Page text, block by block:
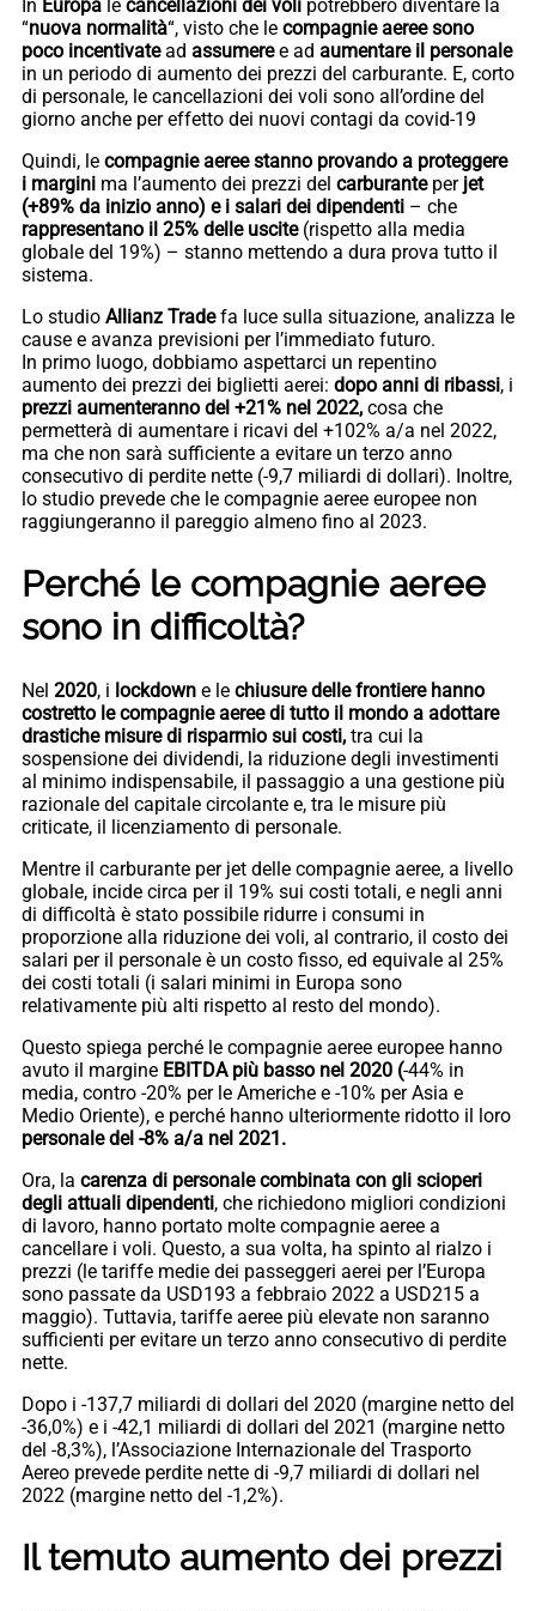
In Europa le cancellazioni dei voli potrebbero diventare la
“nuova normalità“, visto che le compagnie aeree sono
poco incentivatead assumeree ad aumentare il personale
in un periodo di aumento dei prezzi del carburante. E, corto
di personale, le cancellazioni dei voli sono all’ordine del
giorno anche per effetto dei nuovi contagi da covid-19
Quindi, le compagnie aeree stanno provando a proteggere
i margini ma l’aumento dei prezzi del carburanteperjet
(+89% da inizio anno) e i salari dei dipendenti – che
rappresentano il 25% delle uscite(rispetto alla media
globale del 19%) – stanno mettendo a dura prova tutto il
sistema.
Lo studio Allianz Tradefa luce sulla situazione, analizza le
cause e avanza previsioni per l’immediato futuro.
In primo luogo, dobbiamo aspettarci un repentino
aumento dei prezzi dei biglietti aerei: dopo anni di ribassi, i
prezzi aumenteranno del +21% nel 2022, cosa che
permetterà di aumentare i ricavi del +102% a/a nel 2022,
ma che non sarà sufficiente a evitare un terzo anno
consecutivo di perdite nette (-9,7 miliardi di dollari). Inoltre,
lo studio prevede che le compagnie aeree europee non
raggiungeranno il pareggio almeno fino al 2023.
Perché le compagnie aeree
sono in difficoltà?
Nel 2020, i lockdown e le chiusure delle frontiere hanno
costretto le compagnie aeree di tutto il mondo a adottare
drastiche misure di risparmio sui costi, tra cui la
sospensione dei dividendi, la riduzione degli investimenti
al minimo indispensabile, il passaggio a una gestione più
razionale del capitale circolante e, tra le misure più
criticate, il licenziamento di personale.
Mentre il carburante per jet delle compagnie aeree, a livello
globale, incide circa per il 19% sui costi totali, e negli anni
di difficoltà è stato possibile ridurre i consumi in
proporzione alla riduzione dei voli, al contrario, il costo dei
salari per il personale è un costo fisso, ed equivale al 25%
dei costi totali (i salari minimi in Europa sono
relativamente più alti rispetto al resto del mondo).
Questo spiega perché le compagnie aeree europee hanno
avuto il margine EBITDA più basso nel 2020 (-44% in
media, contro -20% per le Americhe e -10% per Asia e
Medio Oriente), e perché hanno ulteriormente ridotto il loro
personale del -8% a/a nel 2021.
Ora, la carenza di personale combinata con gli scioperi
degli attuali dipendenti, che richiedono migliori condizioni
di lavoro, hanno portato molte compagnie aeree a
cancellare i voli. Questo, a sua volta, ha spinto al rialzo i
prezzi (le tariffe medie dei passeggeri aerei per l’Europa
sono passate da USD193 a febbraio 2022 a USD215 a
maggio). Tuttavia, tariffe aeree più elevate non saranno
sufficienti per evitare un terzo anno consecutivo di perdite
nette.
Dopo i -137,7 miliardi di dollari del 2020 (margine netto del
-36,0%) e i -42,1 miliardi di dollari del 2021 (margine netto
del -8,3%), l’Associazione Internazionale del Trasporto
Aereo prevede perdite nette di -9,7 miliardi di dollari nel
2022 (margine netto del -1,2%).
Il temuto aumento dei prezzi